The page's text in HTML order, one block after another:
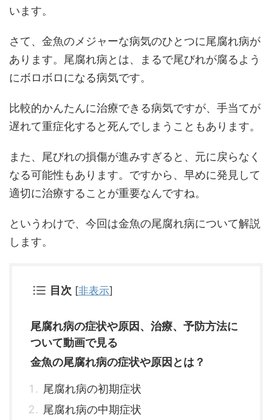
います。
さて、金魚のメジャーな病気のひとつに尾腐れ病が
あります。尾腐れ病とは、まるで尾びれが腐るよう
にボロボロになる病気です。
比較的かんたんに治療できる病気ですが、手当てが
遅れて重症化すると死んでしまうこともあります。
また、尾びれの損傷が進みすぎると、元に戻らなく
なる可能性もあります。ですから、早めに発見して
適切に治療することが重要なんですね。
というわけで、今回は金魚の尾腐れ病について解説
します。
目次 [非表示]
尾腐れ病の症状や原因、治療、予防方法に
ついて動画で見る
金魚の尾腐れ病の症状や原因とは？
尾腐れ病の初期症状
尾腐れ病の中期症状